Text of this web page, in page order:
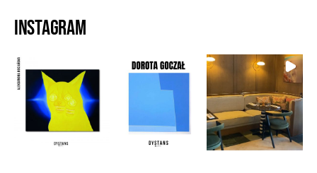
Instagram